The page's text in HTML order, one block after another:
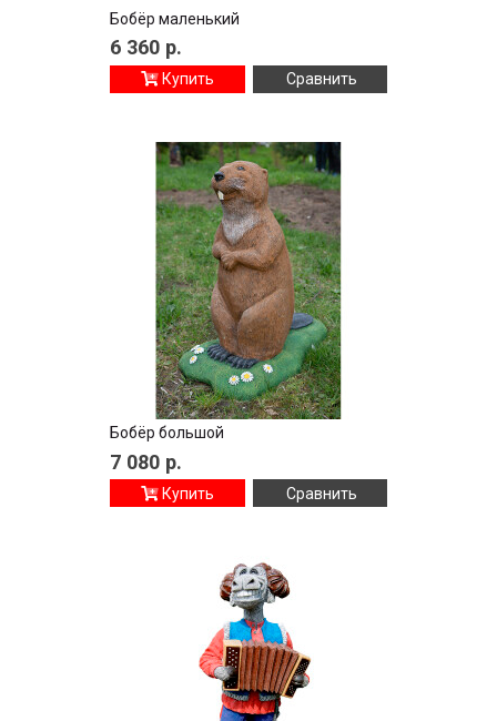
Бобёр маленький
6 360 р.
Купить Сравнить
Бобёр большой
7 080 р.
Купить Сравнить